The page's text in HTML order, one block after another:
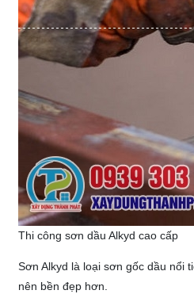
Thi công sơn dầu Alkyd cao cấp
Sơn Alkyd là loại sơn gốc dầu nổi
nên bền đẹp hơn.